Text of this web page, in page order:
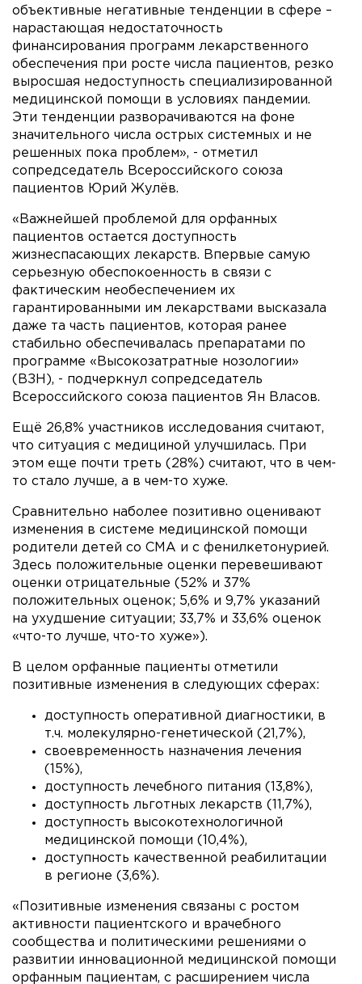
объективные негативные тенденции в сфере –
нарастающая недостаточность
финансирования программ лекарственного
обеспечения при росте числа пациентов, резко
выросшая недоступность специализированной
медицинской помощи в условиях пандемии.
Эти тенденции разворачиваются на фоне
значительного числа острых системных и не
решенных пока проблем», - отметил
сопредседатель Всероссийского союза
пациентов Юрий Жулёв.
«Важнейшей проблемой для орфанных
пациентов остается доступность
жизнеспасающих лекарств. Впервые самую
серьезную обеспокоенность в связи с
фактическим необеспечением их
гарантированными им лекарствами высказала
даже та часть пациентов, которая ранее
стабильно обеспечивалась препаратами по
программе «Высокозатратные нозологии»
(ВЗН), - подчеркнул сопредседатель
Всероссийского союза пациентов Ян Власов.
Ещё 26,8% участников исследования считают,
что ситуация с медициной улучшилась. При
этом еще почти треть (28%) считают, что в чем-
то стало лучше, а в чем-то хуже.
Сравнительно наболее позитивно оценивают
изменения в системе медицинской помощи
родители детей со СМА и с фенилкетонурией.
Здесь положительные оценки перевешивают
оценки отрицательные (52% и 37%
положительных оценок; 5,6% и 9,7% указаний
на ухудшение ситуации; 33,7% и 33,6% оценок
«что-то лучше, что-то хуже»).
В целом орфанные пациенты отметили
позитивные изменения в следующих сферах:
доступность оперативной диагностики, в
т.ч. молекулярно-генетической (21,7%),
своевременность назначения лечения
(15%),
доступность лечебного питания (13,8%),
доступность льготных лекарств (11,7%),
доступность высокотехнологичной
медицинской помощи (10,4%),
доступность качественной реабилитации
в регионе (3,6%).
«Позитивные изменения связаны с ростом
активности пациентского и врачебного
сообщества и политическими решениями о
развитии инновационной медицинской помощи
орфанным пациентам, с расширением числа